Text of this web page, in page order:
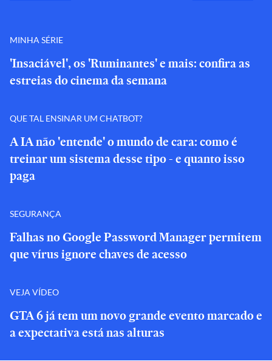
MINHA SÉRIE
'Insaciável', os 'Ruminantes' e mais: confira as
estreias do cinema da semana
QUE TAL ENSINAR UM CHATBOT?
A IA não 'entende' o mundo de cara: como é
treinar um sistema desse tipo - e quanto isso
paga
SEGURANÇA
Falhas no Google Password Manager permitem
que vírus ignore chaves de acesso
VEJA VÍDEO
GTA 6 já tem um novo grande evento marcado e
a expectativa está nas alturas